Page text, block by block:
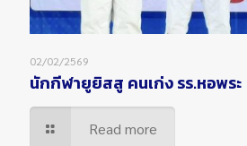
02/02/2569
นักกีฬายูยิสสู คนเก่ง รร.หอพระ
Read more